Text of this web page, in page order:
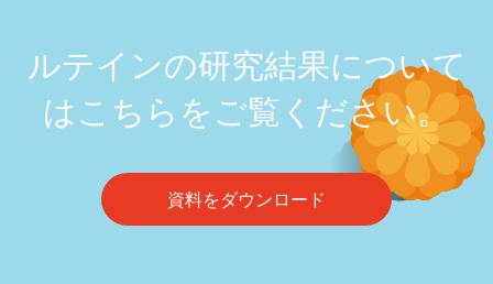
ルテインの研究結果について
はこちらをご覧ください。
資料をダウンロード